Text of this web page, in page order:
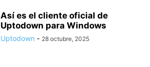
Así es el cliente oficial de
Uptodown para Windows
Uptodown - 28 octubre, 2025